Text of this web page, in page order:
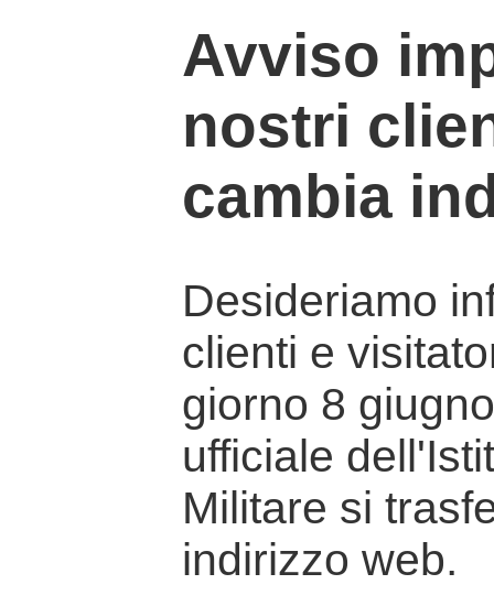
Avviso
nostri
cambia
Desideriamo
clienti e
giorno 8
ufficiale
Militare si
indirizzo web.